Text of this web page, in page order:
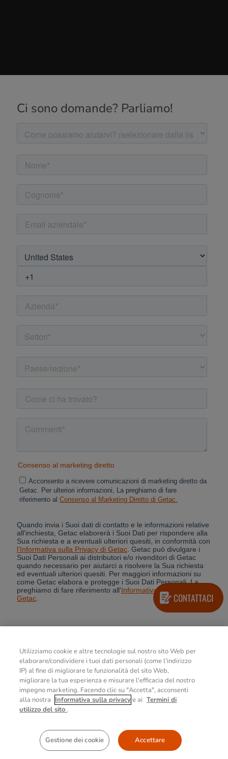
Ci sono domande? Parliamo!
Registrati per Ricevere Proposte e
News da Getac
PER SAPERNE DI PIÙ
CONTATTACI
Utilizziamo cookie e altre tecnologie sul nostro sito Web per
elaborare/condividere i tuoi dati personali (come l'indirizzo
IP) al fine di migliorare le funzionalità del sito Web,
migliorare la tua esperienza e misurare l'efficacia del nostro
impegno marketing. Facendo clic su "Accetta", acconsenti
alla nostra Informativa sulla privacye ai Termini di
utilizzo del sito .
Gestione dei cookie Accettare